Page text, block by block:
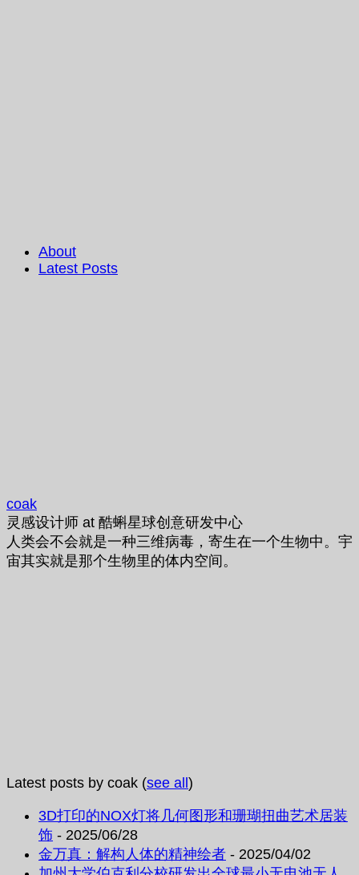
About
Latest Posts
coak
灵感设计师 at 酷蝌星球创意研发中心
人类会不会就是一种三维病毒，寄生在一个生物中。宇
宙其实就是那个生物里的体内空间。
Latest posts by coak (see all)
3D打印的NOX灯将几何图形和珊瑚扭曲艺术居装
饰 - 2025/06/28
金万真：解构人体的精神绘者 - 2025/04/02